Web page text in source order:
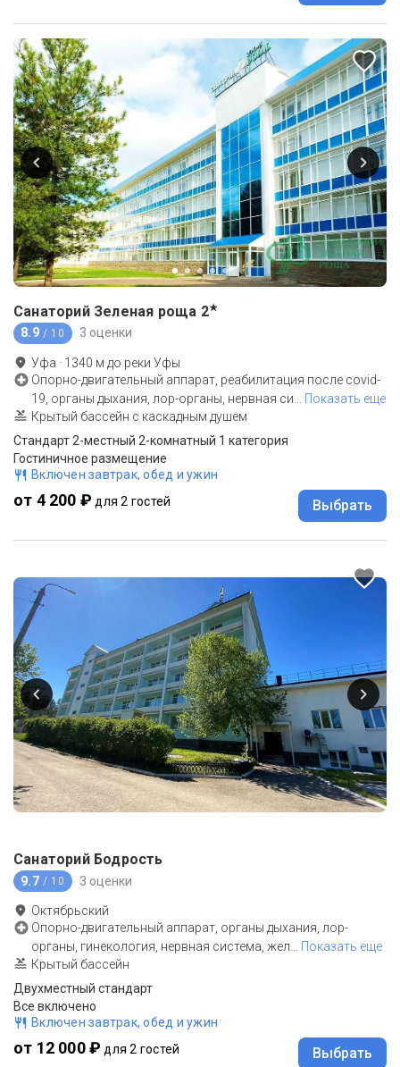
Санаторий Зеленая роща 2★
8.9 / 10 3 оценки
Уфа · 1340 м до реки Уфы
Опорно-двигательный аппарат, реабилитация после covid-
19, органы дыхания, лор-органы, нервная си
Показать еще
Крытый бассейн с каскадным душем
Стандарт 2-местный 2-комнатный 1 категория
Гостиничное размещение
Включен завтрак, обед и ужин
от 4 200 ₽ для 2 гостей Выбрать
Санаторий Бодрость
9.7 / 10 3 оценки
Октябрьский
Опорно-двигательный аппарат, органы дыхания, лор-
органы, гинекология, нервная система, жел
Показать еще
Крытый бассейн
Двухместный стандарт
Все включено
Включен завтрак, обед и ужин
от 12 000 ₽ для 2 гостей Выбрать